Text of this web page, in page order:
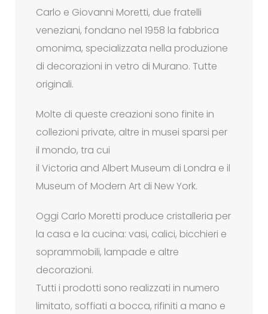
Carlo e Giovanni Moretti, due fratelli
veneziani, fondano nel 1958 la fabbrica
omonima, specializzata nella produzione
di decorazioni in vetro di Murano. Tutte
originali.
Molte di queste creazioni sono finite in
collezioni private, altre in musei sparsi per
il mondo, tra cui
il Victoria and Albert Museum di Londra e il
Museum of Modern Art di New York.
Oggi Carlo Moretti produce cristalleria per
la casa e la cucina: vasi, calici, bicchieri e
soprammobili, lampade e altre
decorazioni.
Tutti i prodotti sono realizzati in numero
limitato, soffiati a bocca, rifiniti a mano e